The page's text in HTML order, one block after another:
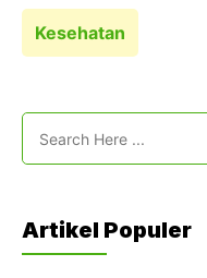
Kesehatan
Artikel Populer